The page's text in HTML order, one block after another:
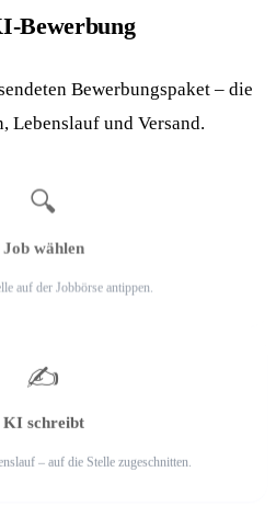
Bewerbung
Bewerbungspaket – die
Lebenslauf und Versand.
🔍
Job wählen
auf der Jobbörse antippen.
✍️
KI schreibt
– auf die Stelle zugeschnitten.